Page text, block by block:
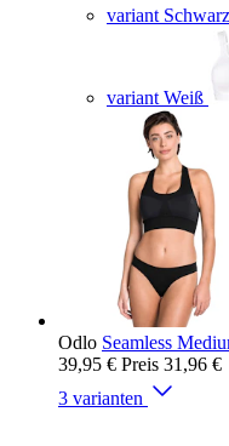
variant Schwarz
variant Weiß
Odlo Seamless
39,95 € Preis 31,96 €
3 varianten